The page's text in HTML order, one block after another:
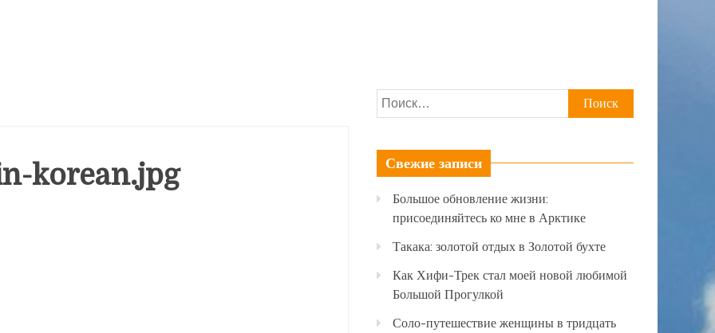
korean.jpg
Найти:
Свежие записи
Большое обновление жизни:
присоединяйтесь ко мне в Арктике
Такака: золотой отдых в Золотой бухте
Как Хифи-Трек стал моей новой любимой
Большой Прогулкой
Соло-путешествие женщины в тридцать